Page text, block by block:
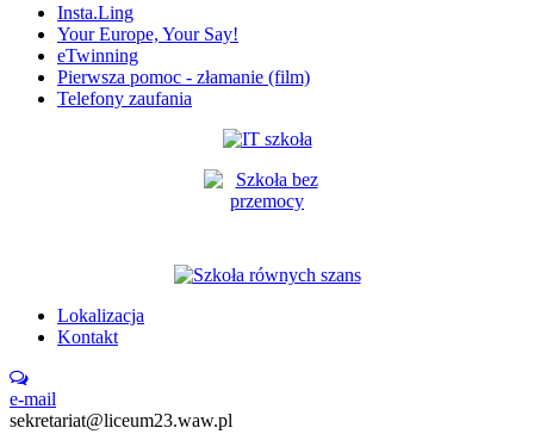
Insta.Ling
Your Europe, Your Say!
eTwinning
Pierwsza pomoc - złamanie (film)
Telefony zaufania
Lokalizacja
Kontakt
e-mail
sekretariat@liceum23.waw.pl